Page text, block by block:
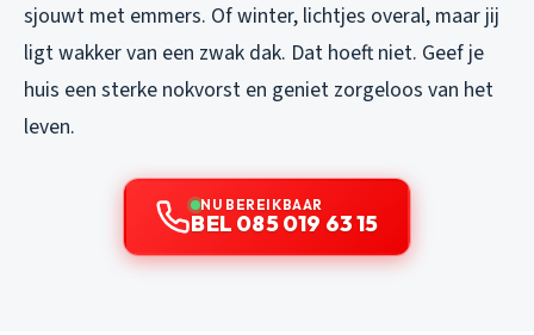
sjouwt met emmers. Of winter, lichtjes overal, maar jij
ligt wakker van een zwak dak. Dat hoeft niet. Geef je
huis een sterke nokvorst en geniet zorgeloos van het
leven.
NU BEREIKBAAR
BEL 085 019 63 15